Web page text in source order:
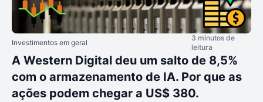
Investimentos em geral
3 minutos de
leitura
A Western Digital deu um salto de 8,5%
com o armazenamento de IA. Por que as
ações podem chegar a US$ 380.